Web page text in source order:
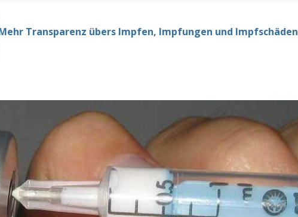
Transparenz übers Impfen, Impfungen und Impfschäden